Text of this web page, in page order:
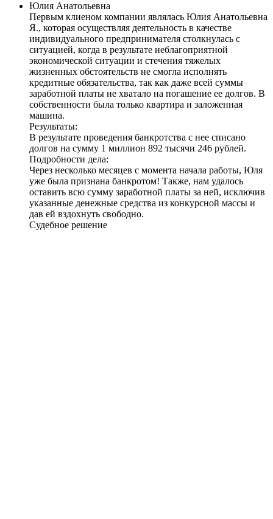
Юлия Анатольевна
Первым клиеном компании являлась Юлия Анатольевна
Я., которая осуществляя деятельность в качестве
индивидуального предпринимателя столкнулась с
ситуацией, когда в результате неблагоприятной
экономической ситуации и стечения тяжелых
жизненных обстоятельств не смогла исполнять
кредитные обязательства, так как даже всей суммы
заработной платы не хватало на погашение ее долгов. В
собственности была только квартира и заложенная
машина.
Результаты:
В результате проведения банкротства с нее списано
долгов на сумму 1 миллион 892 тысячи 246 рублей.
Подробности дела:
Через несколько месяцев с момента начала работы, Юля
уже была признана банкротом! Также, нам удалось
оставить всю сумму заработной платы за ней, исключив
указанные денежные средства из конкурсной массы и
дав ей вздохнуть свободно.
Судебное решение